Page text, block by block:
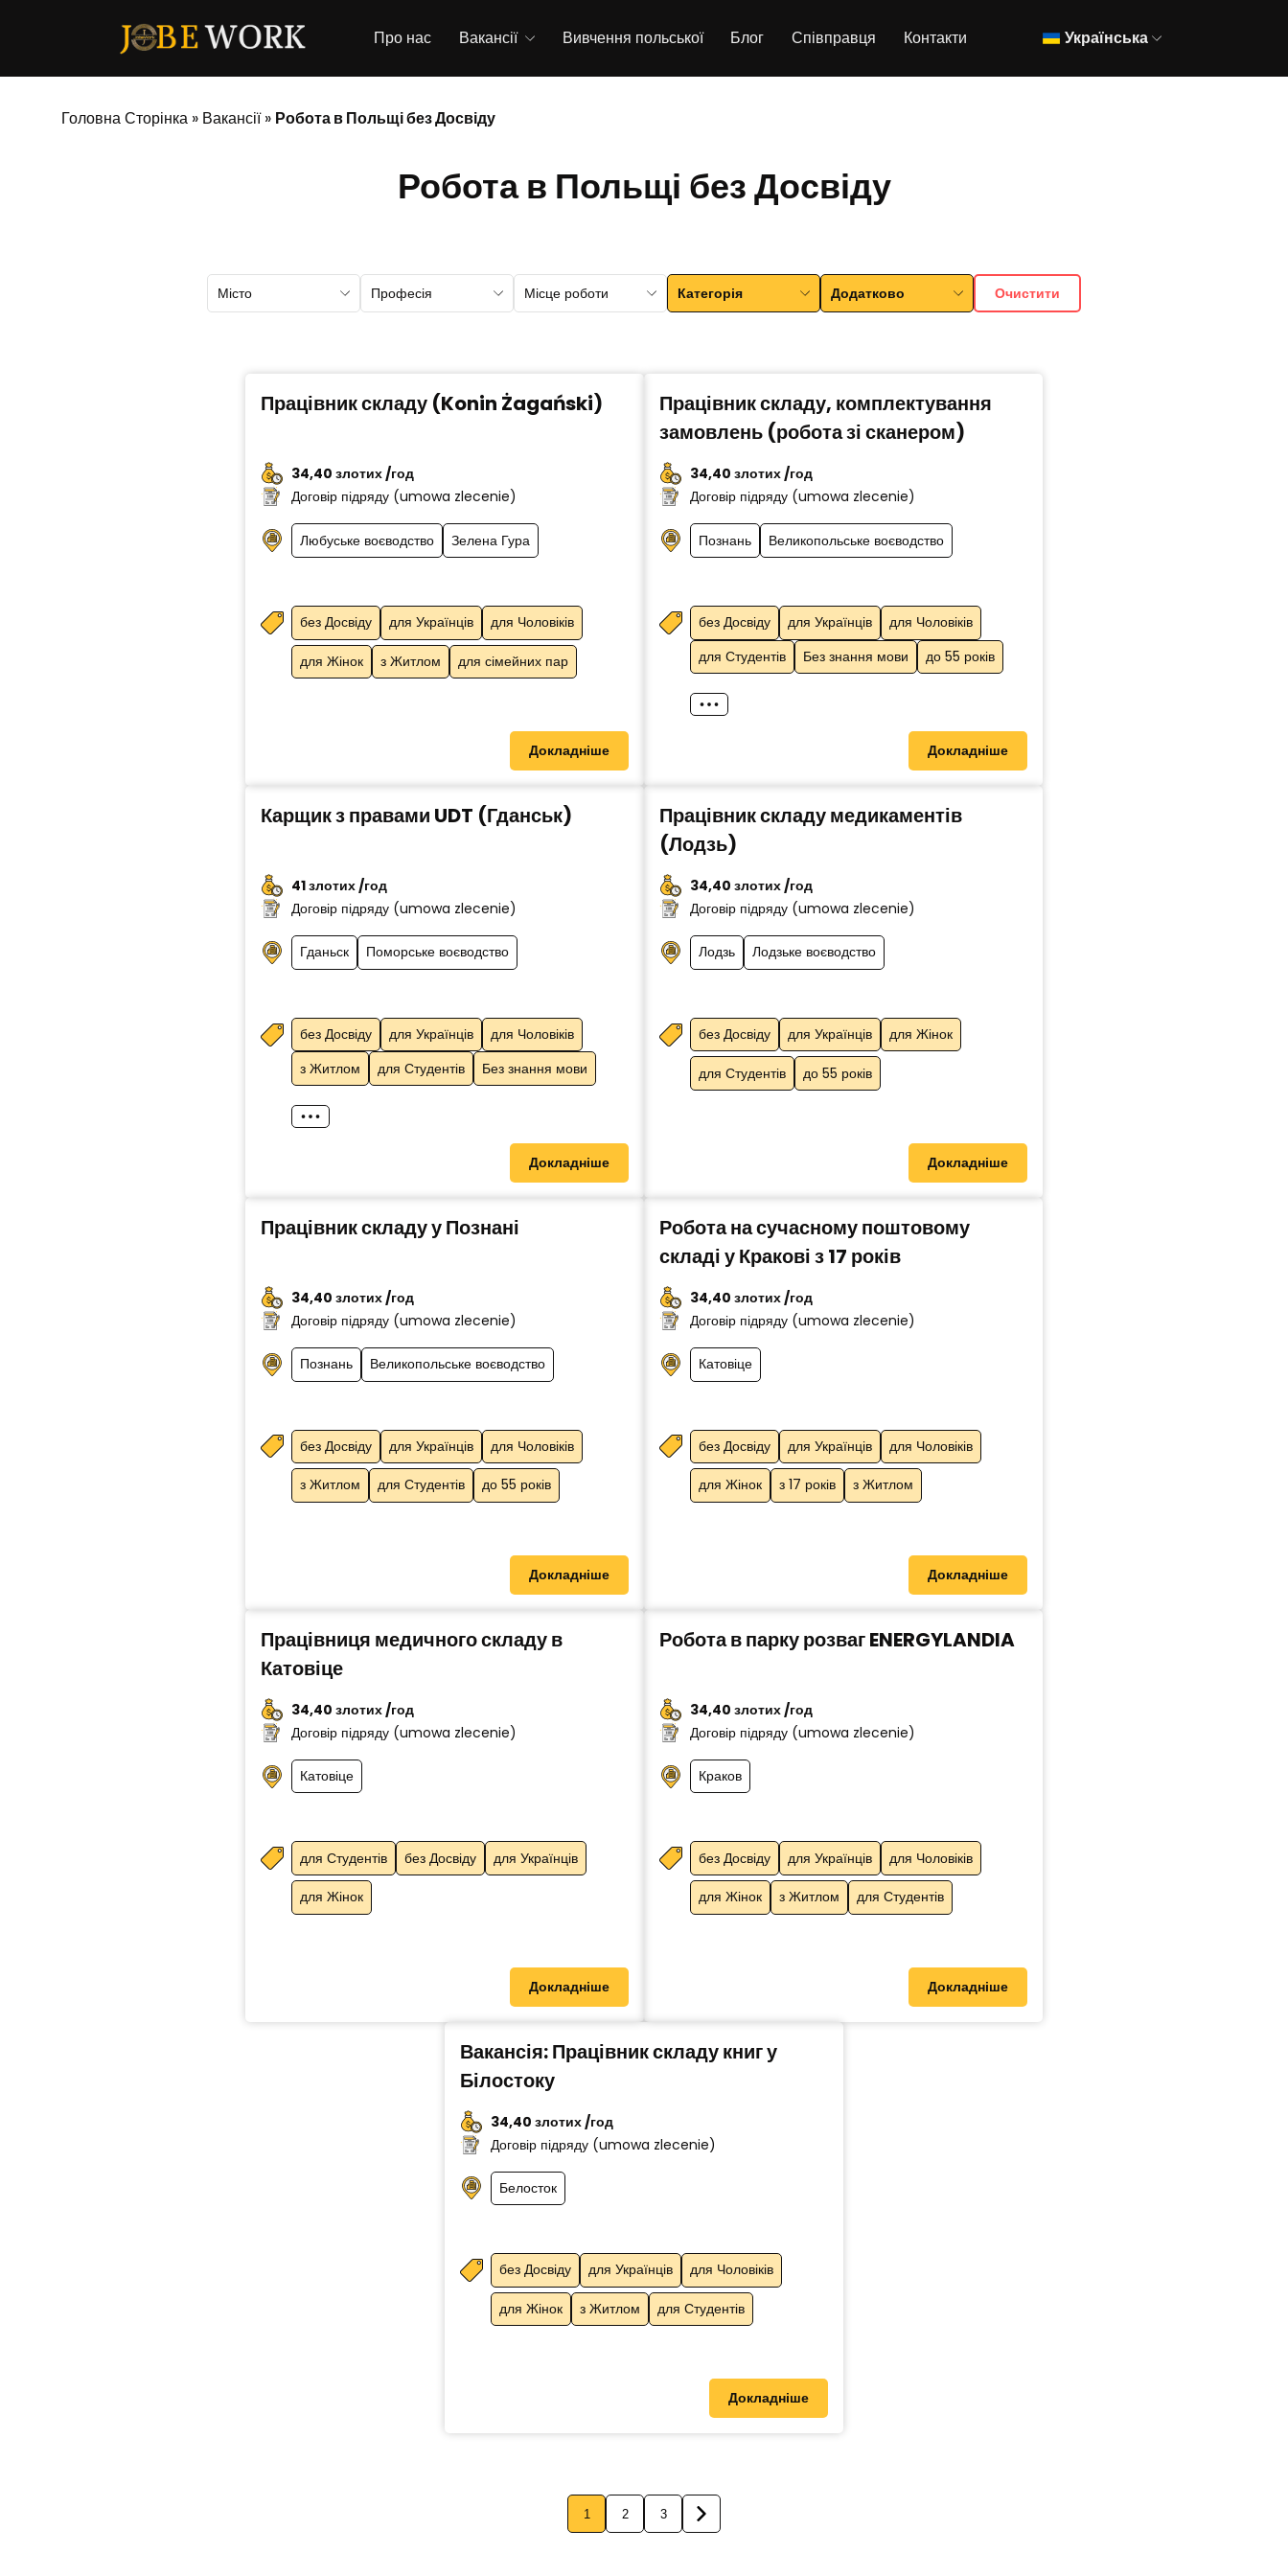
Про нас Вакансії Вивчення польської Блог Співправця Контакти Українська
Головна Сторінка » Вакансії » Робота в Польщі без Досвіду
Робота в Польщі без Досвіду
Місто Професія Місце роботи Категорія Додатково Очистити
Працівник складу (Konin Żagański)
34,40 злотих /год
Договір підряду (umowa zlecenie)
Любуське воєводство Зелена Гура
без Досвіду для Українців для Чоловіків
для Жінок з Житлом для сімейних пар
Докладніше
Працівник складу, комплектування
замовлень (робота зі сканером)
34,40 злотих /год
Договір підряду (umowa zlecenie)
Познань Великопольське воєводство
без Досвіду для Українців
для Чоловіків
для Студентів
Без знання мови до 55 років
Докладніше
Карщик з правами UDT (Гданськ)
41 злотих /год
Договір підряду (umowa zlecenie)
Гданьск Поморське воєводство
без Досвіду для Українців
для Чоловіків
з Житлом
для Студентів Без знання мови
Докладніше
Працівник складу медикаментів
(Лодзь)
34,40 злотих /год
Договір підряду (umowa zlecenie)
Лодзь Лодзьке воєводство
без Досвіду для Українців для Жінок
для Студентів до 55 років
Докладніше
Працівник складу у Познані
34,40 злотих /год
Договір підряду (umowa zlecenie)
Познань Великопольське воєводство
без Досвіду для Українців для Чоловіків
з Житлом для Студентів до 55 років
Докладніше
Робота на сучасному поштовому
складі у Кракові з 17 років
34,40 злотих /год
Договір підряду (umowa zlecenie)
Катовіце
без Досвіду для Українців для Чоловіків
для Жінок з 17 років з Житлом
Докладніше
Працівниця медичного складу в
Катовіце
34,40 злотих /год
Договір підряду (umowa zlecenie)
Катовіце
для Студентів без Досвіду для Українців
для Жінок
Докладніше
Робота в парку розваг ENERGYLANDIA
34,40 злотих /год
Договір підряду (umowa zlecenie)
Краков
без Досвіду для Українців для Чоловіків
для Жінок з Житлом для Студентів
Докладніше
Вакансія: Працівник складу книг у
Білостоку
34,40 злотих /год
Договір підряду (umowa zlecenie)
Белосток
без Досвіду для Українців для Чоловіків
для Жінок з Житлом для Студентів
Докладніше
1 2 3